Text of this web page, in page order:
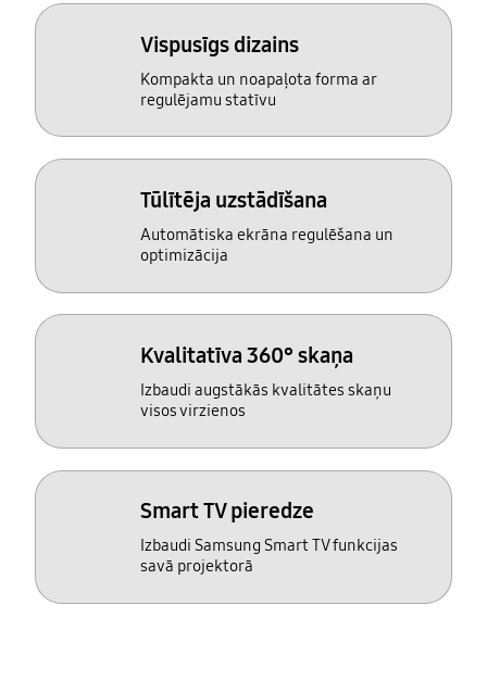
Vispusīgs dizains
Kompakta un noapaļota forma ar
regulējamu statīvu
Tūlītēja uzstādīšana
Automātiska ekrāna regulēšana un
optimizācija
Kvalitatīva 360° skaņa
Izbaudi augstākās kvalitātes skaņu
visos virzienos
Smart TV pieredze
Izbaudi Samsung Smart TV funkcijas
savā projektorā